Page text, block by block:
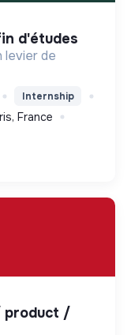
d'études
levier de
Internship
France